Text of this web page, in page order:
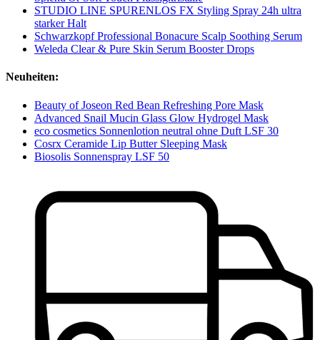
STUDIO LINE SPURENLOS FX Styling Spray 24h ultra
starker Halt
Schwarzkopf Professional Bonacure Scalp Soothing Serum
Weleda Clear & Pure Skin Serum Booster Drops
Neuheiten:
Beauty of Joseon Red Bean Refreshing Pore Mask
Advanced Snail Mucin Glass Glow Hydrogel Mask
eco cosmetics Sonnenlotion neutral ohne Duft LSF 30
Cosrx Ceramide Lip Butter Sleeping Mask
Biosolis Sonnenspray LSF 50